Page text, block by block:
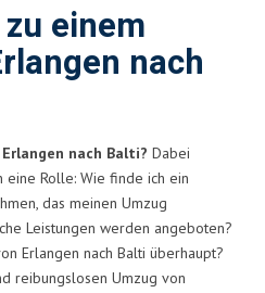
einem
nach
nach Balti? Dabei
Rolle: Wie finde ich ein
das meinen Umzug
Leistungen werden angeboten?
Erlangen nach Balti überhaupt?
reibungslosen Umzug von